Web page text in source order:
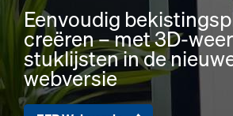
Eenvoudig
creëren – met 3D-
stuklijsten in de
webversie